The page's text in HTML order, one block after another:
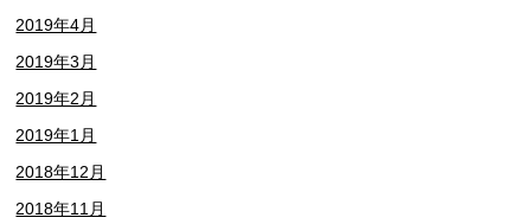
2019年4月
2019年3月
2019年2月
2019年1月
2018年12月
2018年11月